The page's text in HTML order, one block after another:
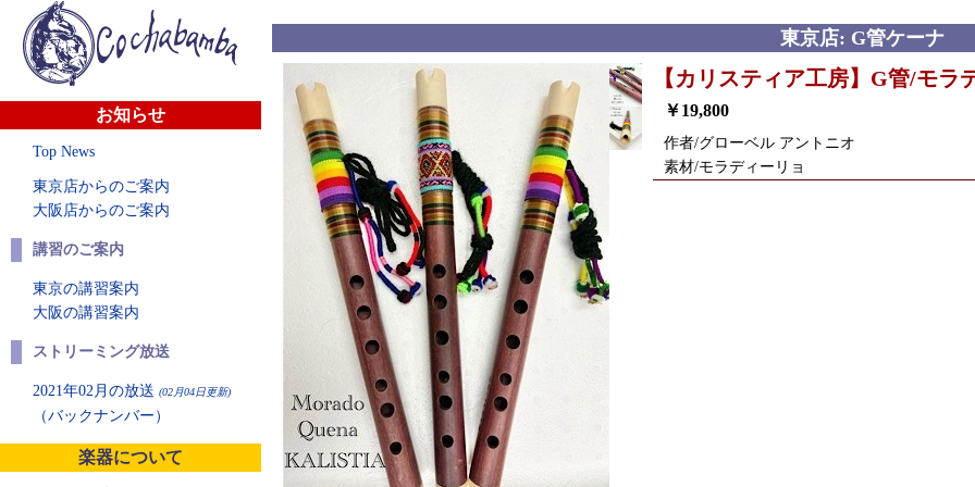
お知らせ
Top News
東京店からのご案内
大阪店からのご案内
講習のご案内
東京の講習案内
大阪の講習案内
ストリーミング放送
2021年02月の放送 (02月04日更新)
（バックナンバー）
楽器について
東京店: G管ケーナ
【カリスティア工房】G管/モラ
￥19,800
作者/グローベル アントニオ
素材/モラディーリョ